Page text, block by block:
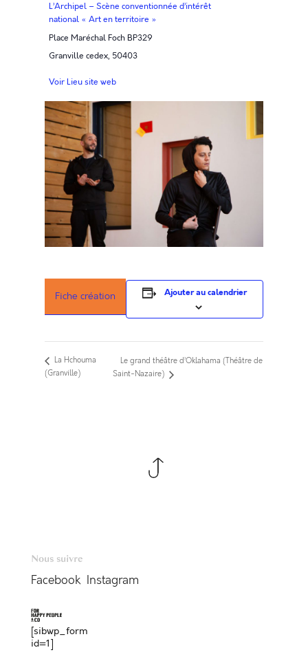
L’Archipel – Scène conventionnée d’intérêt
national « Art en territoire »
Place Maréchal Foch BP329
Granville cedex, 50403
Voir Lieu site web
Fiche création Ajouter au calendrier
La Hchouma
(Granville)
Le grand théâtre d’Oklahama (Théâtre de
Saint-Nazaire)
Nous suivre
Facebook Instagram
[sibwp_form
id=1]